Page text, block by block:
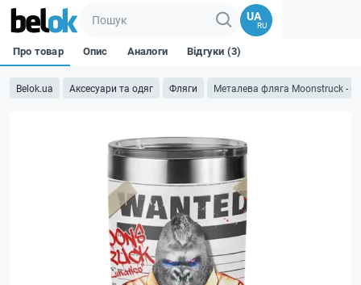
UA
RU
Belok.ua Аксесуари та одяг Фляги Металева фляга Moonstruck -
Про товар Опис Аналоги Відгуки (3)